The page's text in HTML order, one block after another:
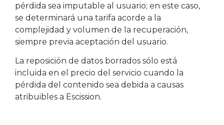
pérdida sea imputable al usuario; en este caso,
se determinará una tarifa acorde a la
complejidad y volumen de la recuperación,
siempre previa aceptación del usuario.
La reposición de datos borrados sólo está
incluida en el precio del servicio cuando la
pérdida del contenido sea debida a causas
atribuibles a Escission.